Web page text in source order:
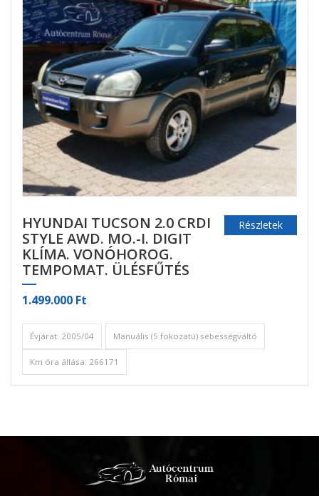
HYUNDAI TUCSON 2.0 CRDI
STYLE AWD. MO.-I. DIGIT
KLÍMA. VONÓHOROG.
TEMPOMAT. ÜLÉSFŰTÉS
1.499.000 Ft
Részletek
Évjárat: 2005/04 Manuális (5 fokozatú) sebességváltó
Km óra állása: 266171